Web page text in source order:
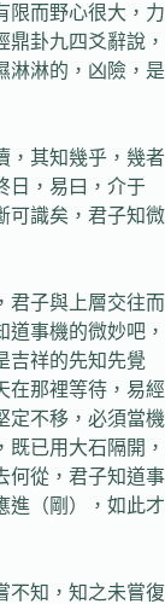
限而野心很大，力
卦九四爻辭說，
淋淋的，凶險，是
，其知幾乎，幾者
日，易曰，介于
可識矣，君子知微
君子與上層交往而
事機的微妙吧，
吉祥的先知先覺
在那裡等待，易經
定不移，必須當機
已用大石隔開，
何從，君子知道事
進（剛），如此才
不知，知之未嘗復